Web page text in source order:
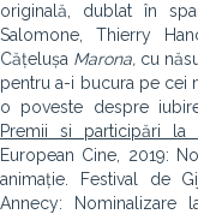
originală, dublat în
Salomone, Thierry
Cățelușa Marona, cu
pentru a-i bucura pe cei
o poveste despre
Premii si participări la
European Cine, 2019:
animație. Festival de
Annecy: Nominalizare